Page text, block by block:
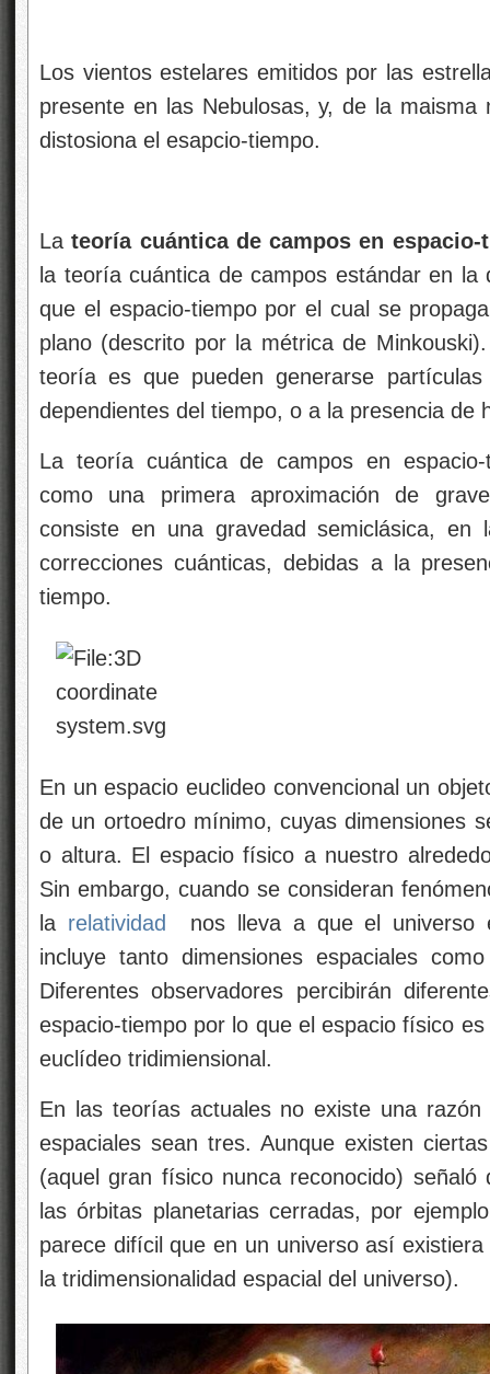
Los vientos estelares emitidos por las
presente en las Nebulosas, y, de la
distosiona el esapcio-tiempo.
Lateoría cuántica de campos en espacio-
la teoría cuántica de campos estándar en
que el espacio-tiempo por el cual se
plano (descrito por la métrica de
teoría es que pueden generarse
dependientes del tiempo, o a la presencia de
La teoría cuántica de campos en
como una primera aproximación de
consiste en una gravedad semiclásica,
correcciones cuánticas, debidas a la
tiempo.
En un espacio euclideo convencional un
de un ortoedro mínimo, cuyas dimensiones
o altura. El espacio físico a nuestro
Sin embargo, cuando se consideran
la relatividad
nos lleva a que el universo
incluye tanto dimensiones espaciales
Diferentes observadores percibirán
espacio-tiempo por lo que el espacio físico
euclídeo tridimiensional.
En las teorías actuales no existe una
espaciales sean tres. Aunque existen
(aquel gran físico nunca reconocido)
las órbitas planetarias cerradas, por
parece difícil que en un universo así
la tridimensionalidad espacial del universo).